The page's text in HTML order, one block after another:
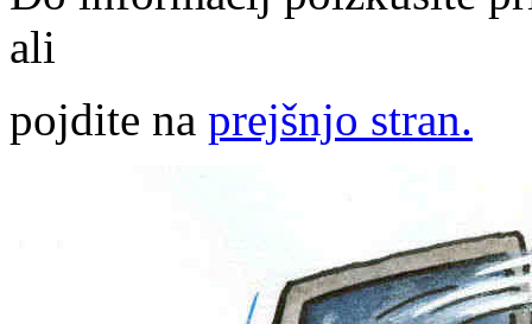
ali
pojdite na prejšnjo stran.